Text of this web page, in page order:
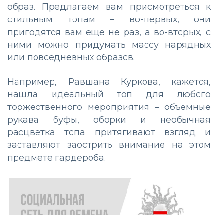
образ. Предлагаем вам присмотреться к
стильным топам – во-первых, они
пригодятся вам еще не раз, а во-вторых, с
ними можно придумать массу нарядных
или повседневных образов.
Например, Равшана Куркова, кажется,
нашла идеальный топ для любого
торжественного мероприятия – объемные
рукава буфы, оборки и необычная
расцветка топа притягивают взгляд и
заставляют заострить внимание на этом
предмете гардероба.